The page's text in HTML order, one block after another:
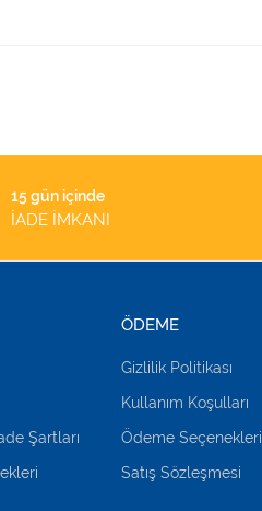
15 gün içinde
İADE İMKANI
Şartları
ÖDEME
Gizlilik Politikası
Kullanım Koşulları
Ödeme Seçenekleri
Satış Sözleşmesi